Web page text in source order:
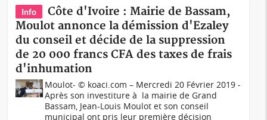
Info
Côte d'Ivoire : Mairie de Bassam,
Moulot annonce la démission d'Ezaley
du conseil et décide de la suppression
de 20 000 francs CFA des taxes de frais
d'inhumation
Moulot- © koaci.com – Mercredi 20 Février 2019 -
Après son investiture à la mairie de Grand
Bassam, Jean-Louis Moulot et son conseil
municipal ont pris leur première décision